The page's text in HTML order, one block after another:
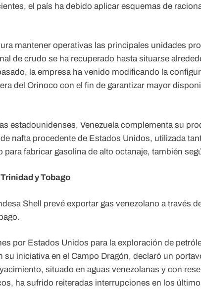
el país ha debido aplicar esquemas de
mantener operativas las principales unidades
de crudo se ha recuperado hasta situarse
la empresa ha venido modificando la
del Orinoco con el fin de garantizar mayor
estadounidenses, Venezuela complementa su
nafta procedente de Estados Unidos, utilizada
fabricar gasolina de alto octanaje, también
y Tobago
Shell prevé exportar gas venezolano a través
por Estados Unidos para la exploración de
su iniciativa en el Campo Dragón, declaró un
situado en aguas venezolanas y con
ha sufrido reiteradas interrupciones en los